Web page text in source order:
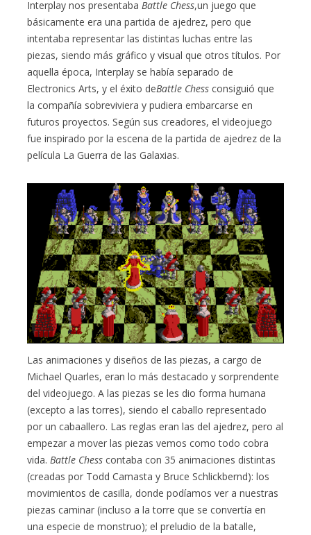
Interplay nos presentaba Battle Chess,un juego que
básicamente era una partida de ajedrez, pero que
intentaba representar las distintas luchas entre las
piezas, siendo más gráfico y visual que otros títulos. Por
aquella época, Interplay se había separado de
Electronics Arts, y el éxito deBattle Chessconsiguió que
la compañía sobreviviera y pudiera embarcarse en
futuros proyectos. Según sus creadores, el videojuego
fue inspirado por la escena de la partida de ajedrez de la
película La Guerra de las Galaxias.
Las animaciones y diseños de las piezas, a cargo de
Michael Quarles, eran lo más destacado y sorprendente
del videojuego. A las piezas se les dio forma humana
(excepto a las torres), siendo el caballo representado
por un cabaallero. Las reglas eran las del ajedrez, pero al
empezar a mover las piezas vemos como todo cobra
vida. Battle Chesscontaba con 35 animaciones distintas
(creadas por Todd Camasta y Bruce Schlickbernd): los
movimientos de casilla, donde podíamos ver a nuestras
piezas caminar (incluso a la torre que se convertía en
una especie de monstruo); el preludio de la batalle,